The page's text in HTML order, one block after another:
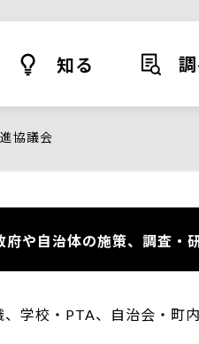
知る
協議会
府や自治体の施策、調査・
学校・PTA、自治会・町